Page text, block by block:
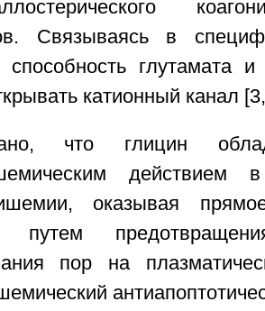
Связываясь в
способность глутамата и
катионный канал
что глицин
действием
оказывая прямое
путем
пор на